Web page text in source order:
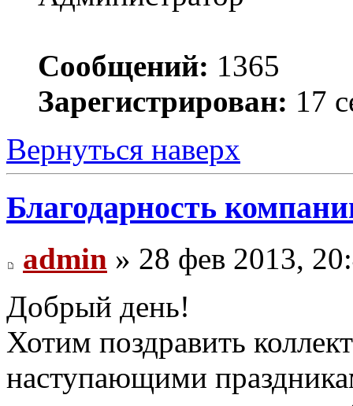
Сообщений: 1365
Зарегистрирован: 17
Вернуться наверх
Благодарность
admin » 28 фев 2013,
Добрый день!
Хотим поздравить
наступающими